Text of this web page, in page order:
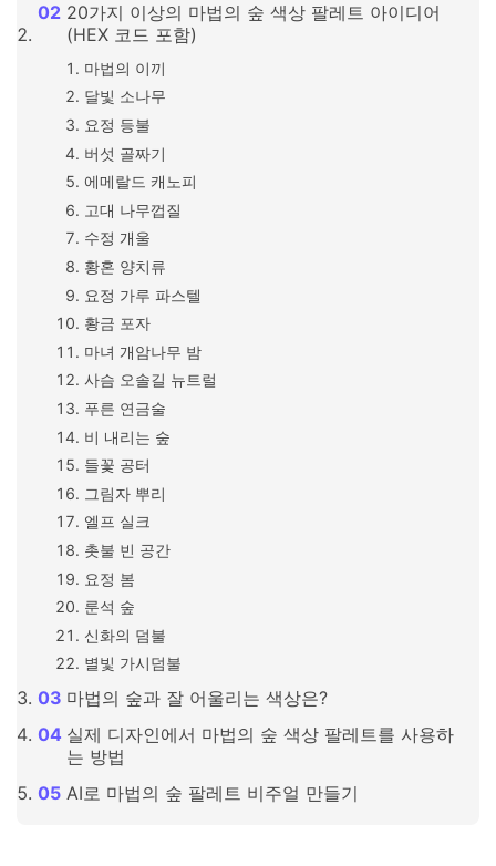
20가지 이상의 마법의 숲 색상 팔레트 아이디어
(HEX 코드 포함)
마법의 이끼
달빛 소나무
요정 등불
버섯 골짜기
에메랄드 캐노피
고대 나무껍질
수정 개울
황혼 양치류
요정 가루 파스텔
황금 포자
마녀 개암나무 밤
사슴 오솔길 뉴트럴
푸른 연금술
비 내리는 숲
들꽃 공터
그림자 뿌리
엘프 실크
촛불 빈 공간
요정 봄
룬석 숲
신화의 덤불
별빛 가시덤불
마법의 숲과 잘 어울리는 색상은?
실제 디자인에서 마법의 숲 색상 팔레트를 사용하
는 방법
AI로 마법의 숲 팔레트 비주얼 만들기